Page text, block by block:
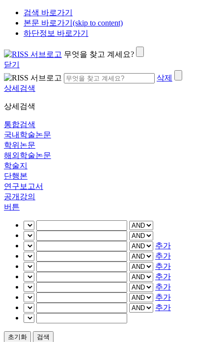
검색 바로가기
본문 바로가기(skip to content)
하단정보 바로가기
무엇을 찾고 계세요?
닫기
삭제
상세검색
상세검색
통합검색
국내학술논문
학위논문
해외학술논문
학술지
단행본
연구보고서
공개강의
버튼
추가
추가
추가
추가
추가
추가
추가